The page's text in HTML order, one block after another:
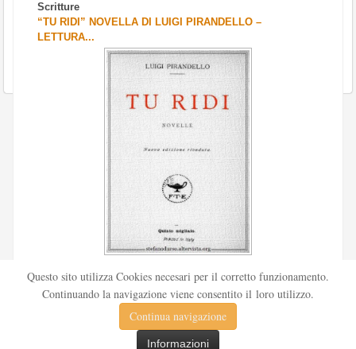
Scritture
“TU RIDI” NOVELLA DI LUIGI PIRANDELLO –
LETTURA...
Pubblicata nel 1912 sul «Corriere della sera», la novella Tu
ridi fu successivamente inserita nella ...
Questo sito utilizza Cookies necesari per il corretto funzionamento.
Continuando la navigazione viene consentito il loro utilizzo.
Continua navigazione
Informazioni